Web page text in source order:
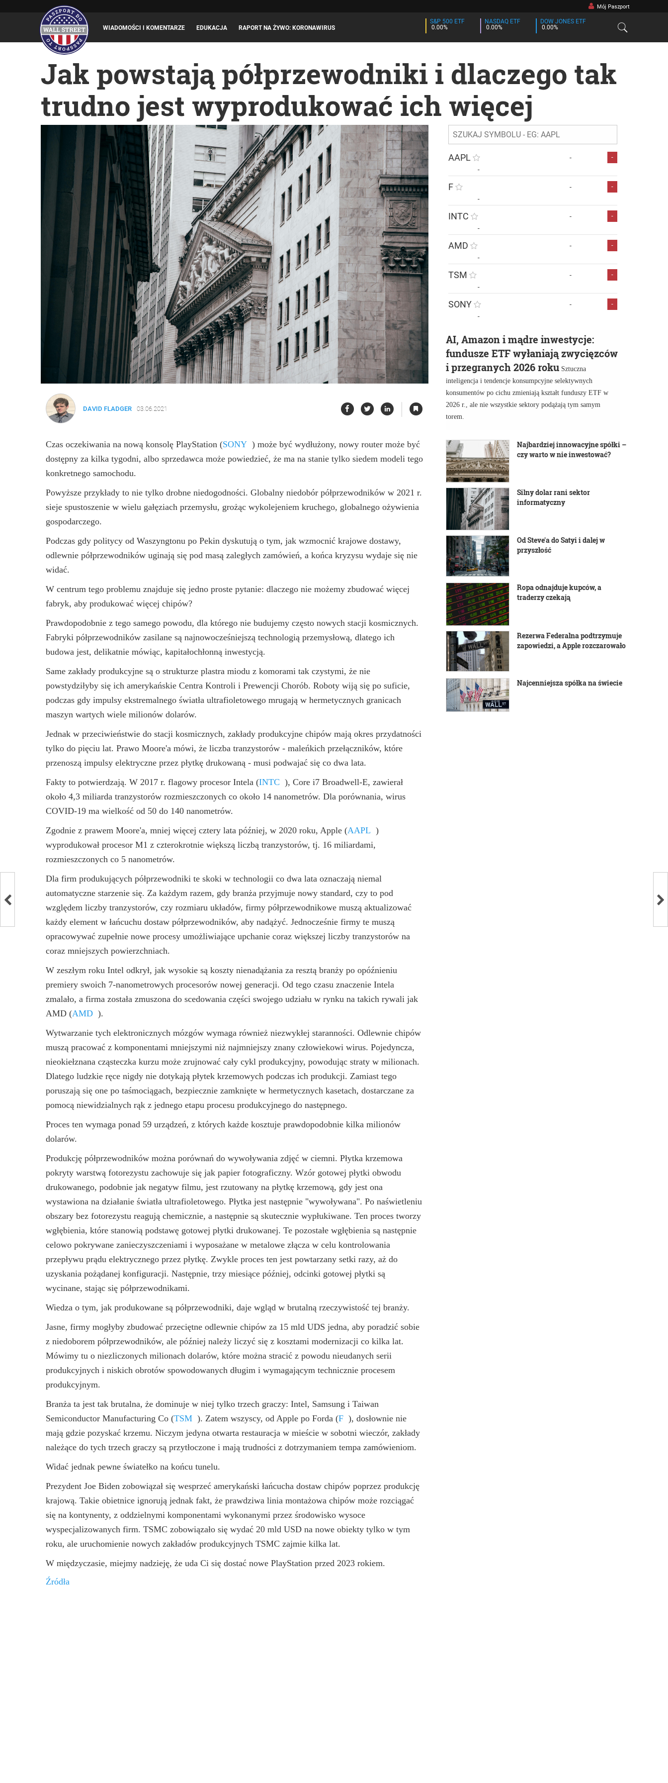
Mój Paszport
WIADOMOŚCI I KOMENTARZE EDUKACJA RAPORT NA ŻYWO: KORONAWIRUS
S&P 500 ETF
0.00%
NASDAQ ETF
0.00%
DOW JONES ETF
0.00%
Jak powstają półprzewodniki i dlaczego tak
trudno jest wyprodukować ich więcej
DAVID FLADGER 03.06.2021 |
Czas oczekiwania na nową konsolę PlayStation (SONY ) może być wydłużony, nowy router może być
dostępny za kilka tygodni, albo sprzedawca może powiedzieć, że ma na stanie tylko siedem modeli tego
konkretnego samochodu.
Powyższe przykłady to nie tylko drobne niedogodności. Globalny niedobór półprzewodników w 2021 r.
sieje spustoszenie w wielu gałęziach przemysłu, grożąc wykolejeniem kruchego, globalnego ożywienia
gospodarczego.
Podczas gdy politycy od Waszyngtonu po Pekin dyskutują o tym, jak wzmocnić krajowe dostawy,
odlewnie półprzewodników uginają się pod masą zaległych zamówień, a końca kryzysu wydaje się nie
widać.
W centrum tego problemu znajduje się jedno proste pytanie: dlaczego nie możemy zbudować więcej
fabryk, aby produkować więcej chipów?
Prawdopodobnie z tego samego powodu, dla którego nie budujemy często nowych stacji kosmicznych.
Fabryki półprzewodników zasilane są najnowocześniejszą technologią przemysłową, dlatego ich
budowa jest, delikatnie mówiąc, kapitałochłonną inwestycją.
Same zakłady produkcyjne są o strukturze plastra miodu z komorami tak czystymi, że nie
powstydziłyby się ich amerykańskie Centra Kontroli i Prewencji Chorób. Roboty wiją się po suficie,
podczas gdy impulsy ekstremalnego światła ultrafioletowego mrugają w hermetycznych granicach
maszyn wartych wiele milionów dolarów.
Jednak w przeciwieństwie do stacji kosmicznych, zakłady produkcyjne chipów mają okres przydatności
tylko do pięciu lat. Prawo Moore'a mówi, że liczba tranzystorów - maleńkich przełączników, które
przenoszą impulsy elektryczne przez płytkę drukowaną - musi podwajać się co dwa lata.
Fakty to potwierdzają. W 2017 r. flagowy procesor Intela (INTC ), Core i7 Broadwell-E, zawierał
około 4,3 miliarda tranzystorów rozmieszczonych co około 14 nanometrów. Dla porównania, wirus
COVID-19 ma wielkość od 50 do 140 nanometrów.
Zgodnie z prawem Moore'a, mniej więcej cztery lata później, w 2020 roku, Apple (AAPL )
wyprodukował procesor M1 z czterokrotnie większą liczbą tranzystorów, tj. 16 miliardami,
rozmieszczonych co 5 nanometrów.
Dla firm produkujących półprzewodniki te skoki w technologii co dwa lata oznaczają niemal
automatyczne starzenie się. Za każdym razem, gdy branża przyjmuje nowy standard, czy to pod
względem liczby tranzystorów, czy rozmiaru układów, firmy półprzewodnikowe muszą aktualizować
każdy element w łańcuchu dostaw półprzewodników, aby nadążyć. Jednocześnie firmy te muszą
opracowywać zupełnie nowe procesy umożliwiające upchanie coraz większej liczby tranzystorów na
coraz mniejszych powierzchniach.
W zeszłym roku Intel odkrył, jak wysokie są koszty nienadążania za resztą branży po opóźnieniu
premiery swoich 7-nanometrowych procesorów nowej generacji. Od tego czasu znaczenie Intela
zmalało, a firma została zmuszona do scedowania części swojego udziału w rynku na takich rywali jak
AMD (AMD ).
Wytwarzanie tych elektronicznych mózgów wymaga również niezwykłej staranności. Odlewnie chipów
muszą pracować z komponentami mniejszymi niż najmniejszy znany człowiekowi wirus. Pojedyncza,
nieokiełznana cząsteczka kurzu może zrujnować cały cykl produkcyjny, powodując straty w milionach.
Dlatego ludzkie ręce nigdy nie dotykają płytek krzemowych podczas ich produkcji. Zamiast tego
poruszają się one po taśmociągach, bezpiecznie zamknięte w hermetycznych kasetach, dostarczane za
pomocą niewidzialnych rąk z jednego etapu procesu produkcyjnego do następnego.
Proces ten wymaga ponad 59 urządzeń, z których każde kosztuje prawdopodobnie kilka milionów
dolarów.
Produkcję półprzewodników można porównań do wywoływania zdjęć w ciemni. Płytka krzemowa
pokryty warstwą fotorezystu zachowuje się jak papier fotograficzny. Wzór gotowej płytki obwodu
drukowanego, podobnie jak negatyw filmu, jest rzutowany na płytkę krzemową, gdy jest ona
wystawiona na działanie światła ultrafioletowego. Płytka jest następnie "wywoływana". Po naświetleniu
obszary bez fotorezystu reagują chemicznie, a następnie są skutecznie wypłukiwane. Ten proces tworzy
wgłębienia, które stanowią podstawę gotowej płytki drukowanej. Te pozostałe wgłębienia są następnie
celowo pokrywane zanieczyszczeniami i wyposażane w metalowe złącza w celu kontrolowania
przepływu prądu elektrycznego przez płytkę. Zwykle proces ten jest powtarzany setki razy, aż do
uzyskania pożądanej konfiguracji. Następnie, trzy miesiące później, odcinki gotowej płytki są
wycinane, stając się półprzewodnikami.
Wiedza o tym, jak produkowane są półprzewodniki, daje wgląd w brutalną rzeczywistość tej branży.
Jasne, firmy mogłyby zbudować przeciętne odlewnie chipów za 15 mld UDS jedna, aby poradzić sobie
z niedoborem półprzewodników, ale później należy liczyć się z kosztami modernizacji co kilka lat.
Mówimy tu o niezliczonych milionach dolarów, które można stracić z powodu nieudanych serii
produkcyjnych i niskich obrotów spowodowanych długim i wymagającym technicznie procesem
produkcyjnym.
Branża ta jest tak brutalna, że dominuje w niej tylko trzech graczy: Intel, Samsung i Taiwan
Semiconductor Manufacturing Co (TSM ). Zatem wszyscy, od Apple po Forda (F ), dosłownie nie
mają gdzie pozyskać krzemu. Niczym jedyna otwarta restauracja w mieście w sobotni wieczór, zakłady
należące do tych trzech graczy są przytłoczone i mają trudności z dotrzymaniem tempa zamówieniom.
Widać jednak pewne światełko na końcu tunelu.
Prezydent Joe Biden zobowiązał się wesprzeć amerykański łańcucha dostaw chipów poprzez produkcję
krajową. Takie obietnice ignorują jednak fakt, że prawdziwa linia montażowa chipów może rozciągać
się na kontynenty, z oddzielnymi komponentami wykonanymi przez środowisko wysoce
wyspecjalizowanych firm. TSMC zobowiązało się wydać 20 mld USD na nowe obiekty tylko w tym
roku, ale uruchomienie nowych zakładów produkcyjnych TSMC zajmie kilka lat.
W międzyczasie, miejmy nadzieję, że uda Ci się dostać nowe PlayStation przed 2023 rokiem.
Źródła
AAPL - -
-
F - -
-
INTC - -
-
AMD - -
-
TSM - -
-
SONY - -
-
AI, Amazon i mądre inwestycje:
fundusze ETF wyłaniają zwycięzców
i przegranych 2026 roku Sztuczna
inteligencja i tendencje konsumpcyjne selektywnych
konsumentów po cichu zmieniają kształt funduszy ETF w
2026 r., ale nie wszystkie sektory podążają tym samym
torem.
Najbardziej innowacyjne spółki –
czy warto w nie inwestować?
Silny dolar rani sektor
informatyczny
Od Steve'a do Satyi i dalej w
przyszłość
Ropa odnajduje kupców, a
traderzy czekają
Rezerwa Federalna podtrzymuje
zapowiedzi, a Apple rozczarowało
Najcenniejsza spółka na świecie